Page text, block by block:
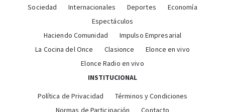
Sociedad
Internacionales Deportes
Economía
Espectáculos
Haciendo Comunidad
Impulso Empresarial
La Cocina del Once
Clasionce
Elonce en vivo
Elonce Radio en vivo
INSTITUCIONAL
Política de Privacidad
Términos y Condiciones